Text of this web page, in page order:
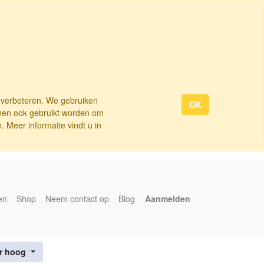
We gebruiken
ook gebruikt worden om
Meer informatie vindt u in
OK
Shop Neem contact op Blog Aanmelden
hoog